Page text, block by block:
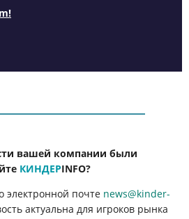
вашей компании были
КИНДЕРINFO?
электронной почте news@kinder-
актуальна для игроков рынка